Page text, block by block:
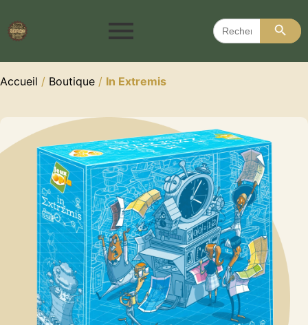
Search
for:
Search
Accueil / Boutique / In Extremis